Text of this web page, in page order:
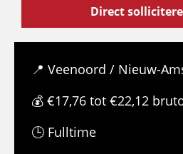
Direct
📍 Veenoord / Nieuw-
💰 €17,76 tot €22,12
🕒 Fulltime